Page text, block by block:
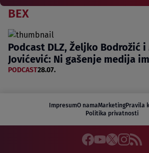
BEX
Podcast DLZ, Željko Bodrožić
Jovićević: Ni gašenje medija
PODCAST28.07.
ImpresumO namaMarketingPravila
Politika privatnosti